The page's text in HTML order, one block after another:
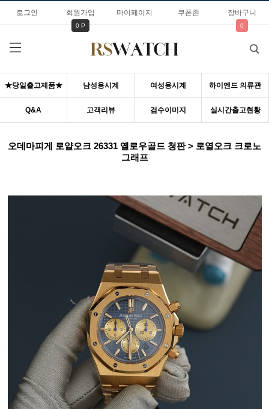
로그인 회원가입
0 P
마이페이지 쿠폰존 장바구니
0
★당일출고제품★ 남성용시계 여성용시계 하이엔드 의류관
Q&A 고객리뷰 검수이미지 실시간출고현황
오데마피게 로얄오크 26331 옐로우골드 청판 > 로열오크 크로노
그래프